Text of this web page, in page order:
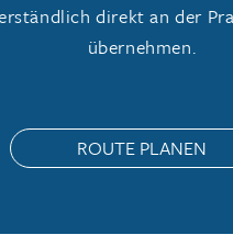
direkt an der
übernehmen.
ROUTE PLANEN